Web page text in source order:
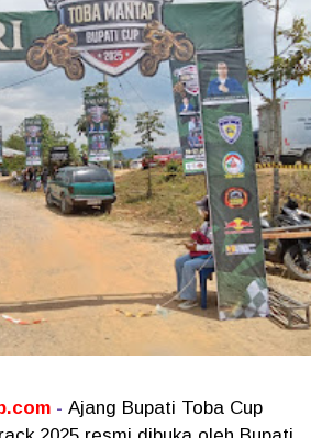
- Ajang Bupati Toba Cup